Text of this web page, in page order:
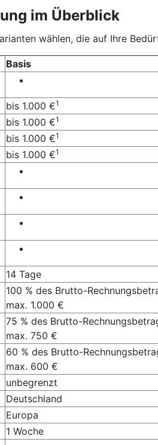
im Überblick
wählen, die auf Ihre
Basis
bis 1.000 €1
bis 1.000 €1
bis 1.000 €1
bis 1.000 €1
14 Tage
100 % des Brutto-
max. 1.000 €
75 % des Brutto-
max. 750 €
60 % des Brutto-
max. 600 €
unbegrenzt
Deutschland
Europa
1 Woche